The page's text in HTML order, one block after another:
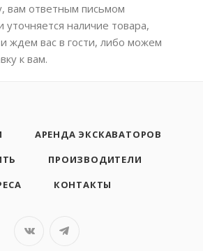
вам ответным письмом
уточняется наличие товара,
ждем вас в гости, либо можем
к вам.
АРЕНДА ЭКСКАВАТОРОВ
ПРОИЗВОДИТЕЛИ
КОНТАКТЫ